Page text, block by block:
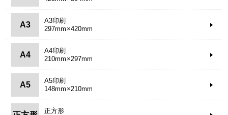
A3
A3印刷
297mm×420mm
A4
A4印刷
210mm×297mm
A5
A5印刷
148mm×210mm
正方形